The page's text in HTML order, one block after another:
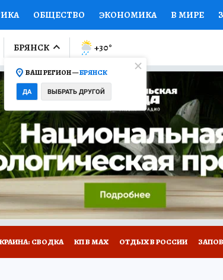
ОБЩЕСТВО ЭКОНОМИКА В МИРЕ
ПРОИСШЕСТВИЯ
ОТКРЫВАЕМ МИР Я ЗНАЮ СЕМЬЯ
СЕРИАЛЫ СПЕЦПРОЕКТЫ
КОЛЛЕКЦИИ КОНКУРСЫ РАБОТА У
БРЯНСК
ВАШ РЕГИОН —БРЯНСК
ДА ВЫБРАТЬ ДРУГОЙ
+30°
СВОДКА КП В МАХ ОТДЫХ В РОССИИ